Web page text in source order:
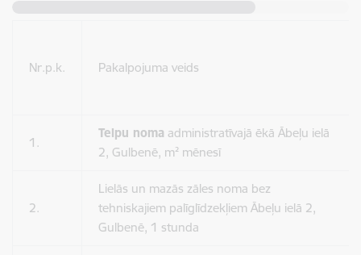
Nr.p.k. Pakalpojuma veids
1.
Telpu noma administratīvajā ēkā Ābeļu ielā
2, Gulbenē, m² mēnesī
2.
Lielās un mazās zāles noma bez
tehniskajiem palīglīdzekļiem Ābeļu ielā 2,
Gulbenē, 1 stunda